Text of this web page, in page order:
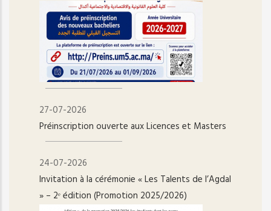
27-07-2026
Préinscription ouverte aux Licences et Masters
24-07-2026
Invitation à la cérémonie « Les Talents de l’Agdal
» – 2ᵉ édition (Promotion 2025/2026)